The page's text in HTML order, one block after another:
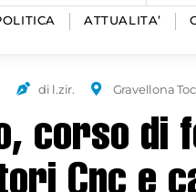
ATTUALITA’
di l.zir. Gravellona
corso di